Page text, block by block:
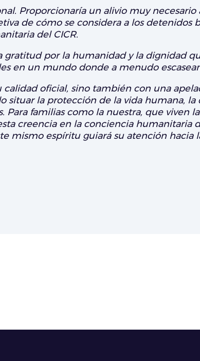
Proporcionaría un alivio muy
de cómo se considera a los detenidos
del CICR.
por la humanidad y la dignidad
en un mundo donde a menudo
oficial, sino también con una
situar la protección de la vida humana,
Para familias como la nuestra, que viven
creencia en la conciencia humanitaria
mismo espíritu guiará su atención hacia